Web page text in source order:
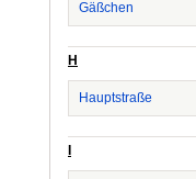
Gäßchen
H
Hauptstraße